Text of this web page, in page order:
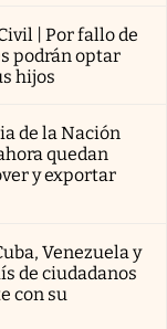
| Por fallo de
podrán optar
hijos
de la Nación
quedan
y exportar
Venezuela y
de ciudadanos
con su